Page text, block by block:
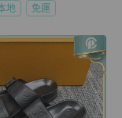
地 免運